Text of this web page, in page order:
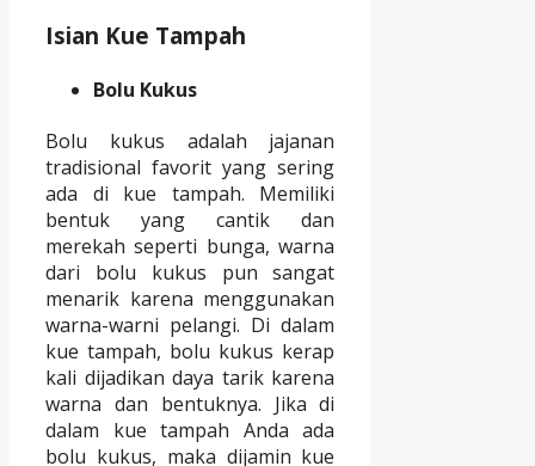
Isian Kue Tampah
Bolu Kukus
Bolu kukus adalah jajanan
tradisional favorit yang sering
ada di kue tampah. Memiliki
bentuk yang cantik dan
merekah seperti bunga, warna
dari bolu kukus pun sangat
menarik karena menggunakan
warna-warni pelangi. Di dalam
kue tampah, bolu kukus kerap
kali dijadikan daya tarik karena
warna dan bentuknya. Jika di
dalam kue tampah Anda ada
bolu kukus, maka dijamin kue